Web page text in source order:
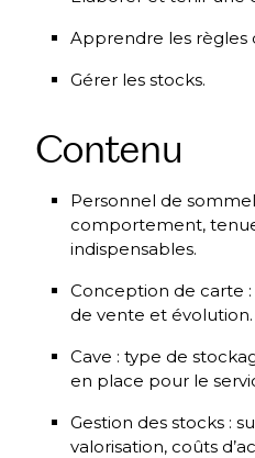
Apprendre les règles
Gérer les stocks.
Contenu
Personnel de
comportement,
indispensables.
Conception de carte
de vente et évolution.
Cave : type de
en place pour le
Gestion des stocks :
valorisation, coûts